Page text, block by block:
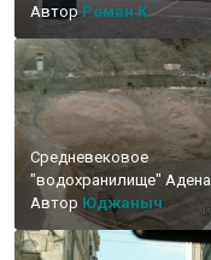
Автор Роман К.
Средневековое
"водохранилище" Адена
Автор Юджаныч